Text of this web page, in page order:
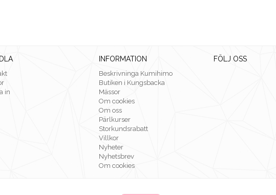
in
INFORMATION
Beskrivninga Kumihimo
Butiken i Kungsbacka
Mässor
Om cookies
Om oss
Pärlkurser
Storkundsrabatt
Villkor
Nyheter
Nyhetsbrev
Om cookies
FÖLJ OSS